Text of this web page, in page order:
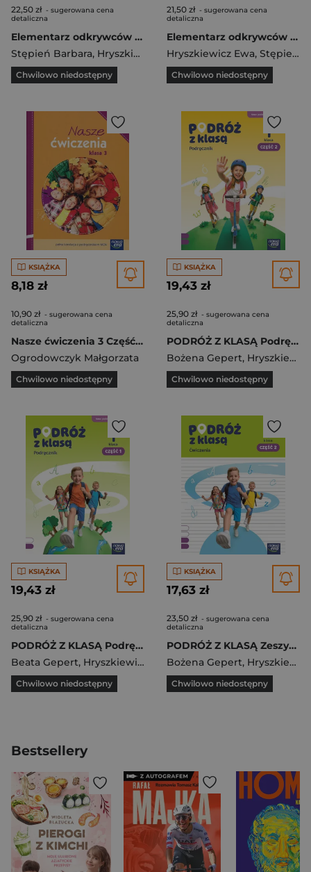
22,50 zł - sugerowana cena
detaliczna
Elementarz odkrywców 3 Ćwiczenia Część 1 Szkoła podstawowa
Stępień Barbara, Hryszkiewicz Ewa ,Ogrodowczyk
Chwilowo niedostępny
21,50 zł - sugerowana cena
detaliczna
Elementarz odkrywców 2 Ćwiczenia Część 2 Edukacja polonistyczna, przyrodnicza, społeczna Szkoła podstawowa
Hryszkiewicz Ewa, Stępień Barbara
Chwilowo niedostępny
KSIĄŻKA
8,18 zł
10,90 zł - sugerowana cena
detaliczna
Nasze ćwiczenia 3 Część 1 Ćwiczenia zintegrowane Szkoła podstawowa
Ogrodowczyk Małgorzata
Chwilowo niedostępny
KSIĄŻKA
19,43 zł
25,90 zł - sugerowana cena
detaliczna
PODRÓŻ Z KLASĄ Podręcznik klasa 1 część 2 EDYCJA 2026
Bożena Gepert, Hryszkiewicz Ewa
Chwilowo niedostępny
KSIĄŻKA
19,43 zł
25,90 zł - sugerowana cena
detaliczna
PODRÓŻ Z KLASĄ Podręcznik klasa 1 część 1 EDYCJA 2026
Beata Gepert, Hryszkiewicz Ewa ,Ogrodowczyk Małgorzata
Chwilowo niedostępny
KSIĄŻKA
17,63 zł
23,50 zł - sugerowana cena
detaliczna
PODRÓŻ Z KLASĄ Zeszyt ćwiczeń klasa 1 część 2 EDYCJA 2026
Bożena Gepert, Hryszkiewicz Ewa
Chwilowo niedostępny
Bestsellery